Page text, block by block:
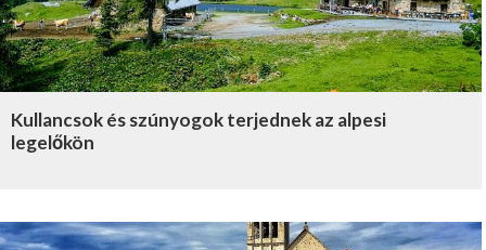
Kullancsok és szúnyogok terjednek az alpesi
legelőkön